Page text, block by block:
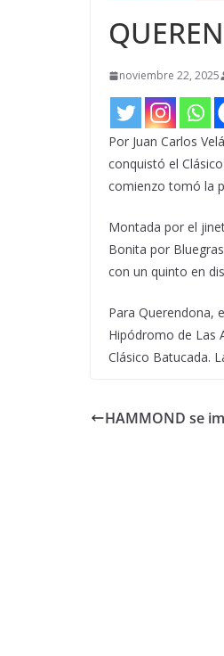
noviembre 22, 2025
Por Juan Carlos
conquistó el
comienzo tomó la
Montada por el
Bonita por
con un quinto en
Para Querendona,
Hipódromo de Las
Clásico Batucada.
HAMMOND se